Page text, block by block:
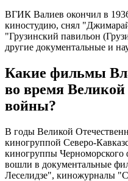
ВГИК Валиев окончил в
киностудию, снял
"Грузинский павильон
другие документальные и
Какие фильмы
во время
войны?
В годы Великой
киногруппой Северо-
киногруппы
вошли в документальные
Леселидзе", киножурналы